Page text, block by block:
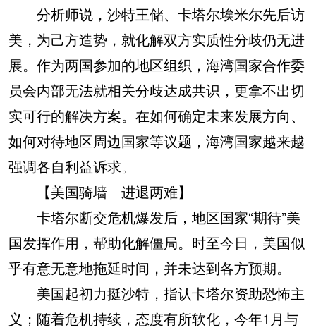
分析师说，沙特王储、卡塔尔埃米尔先后访
美，为己方造势，就化解双方实质性分歧仍无进
展。作为两国参加的地区组织，海湾国家合作委
员会内部无法就相关分歧达成共识，更拿不出切
实可行的解决方案。在如何确定未来发展方向、
如何对待地区周边国家等议题，海湾国家越来越
强调各自利益诉求。
【美国骑墙 进退两难】
卡塔尔断交危机爆发后，地区国家“期待”美
国发挥作用，帮助化解僵局。时至今日，美国似
乎有意无意地拖延时间，并未达到各方预期。
美国起初力挺沙特，指认卡塔尔资助恐怖主
义；随着危机持续，态度有所软化，今年1月与